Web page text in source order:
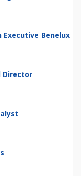
Executive Benelux
Director